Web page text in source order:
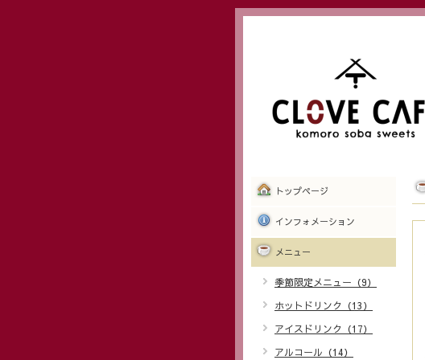
トップページ
インフォメーション
メニュー
季節限定メニュー（9）
ホットドリンク（13）
アイスドリンク（17）
アルコール（14）